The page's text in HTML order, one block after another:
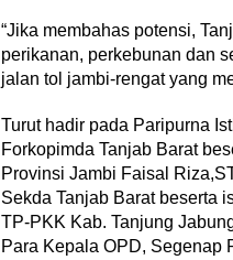
“Jika membahas potensi,
perikanan, perkebunan dan
jalan tol jambi-rengat yang
Turut hadir pada Paripurna
Forkopimda Tanjab Barat
Provinsi Jambi Faisal
Sekda Tanjab Barat beserta
TP-PKK Kab. Tanjung
Para Kepala OPD, Segenap